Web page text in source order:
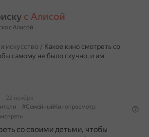
с Алисой
с Алисой
искусство / Какое кино смотреть со
самому не было скучно, и им
22 ноября
#СемейныйКинопросмотр
со своими детьми, чтобы